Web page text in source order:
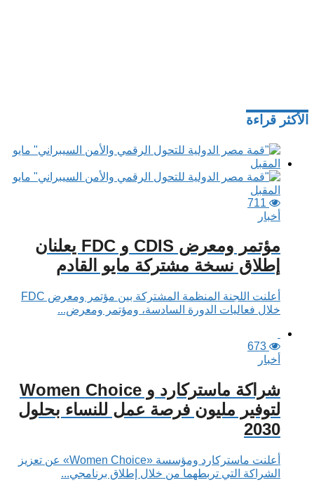
الأكثر قراءة
711
أخبار
مؤتمر ومعرض CDIS و FDC يعلنان
إطلاق نسخة مشتركة مايو القادم
أعلنت اللجنة المنظمة المشتركة بين مؤتمر ومعرض FDC
خلال فعاليات الدورة السادسة، ومؤتمر ومعرض...
673
أخبار
شراكة ماستركارد و Women Choice
لتوفير مليون فرصة عمل للنساء بحلول
2030
أعلنت ماستركارد ومؤسسة «Women Choice» عن تعزيز
الشراكة التي تربطهما من خلال إطلاق برنامجي...